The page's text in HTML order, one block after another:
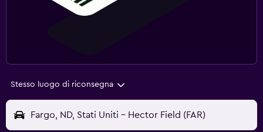
Stesso luogo di riconsegna
Fargo, ND, Stati Uniti - Hector Field (FAR)